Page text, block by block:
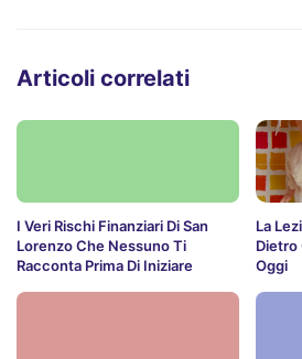
Articoli correlati
I Veri Rischi Finanziari Di San
Lorenzo Che Nessuno Ti
Racconta Prima Di Iniziare
La
Dietro
Oggi